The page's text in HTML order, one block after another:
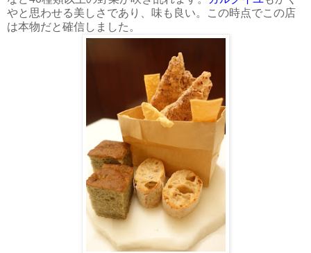
やと思わせる美しさであり、味も良い。この時点でこの店
は本物だと確信しました。